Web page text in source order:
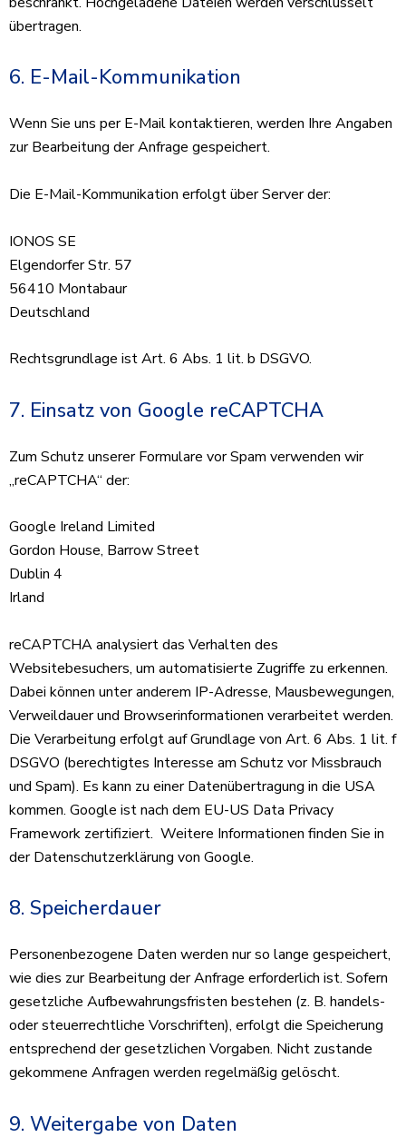
übertragen.
6. E-Mail-Kommunikation
Wenn Sie uns per E-Mail kontaktieren, werden Ihre Angaben
zur Bearbeitung der Anfrage gespeichert.
Die E-Mail-Kommunikation erfolgt über Server der:
IONOS SE
Elgendorfer Str. 57
56410 Montabaur
Deutschland
Rechtsgrundlage ist Art. 6 Abs. 1 lit. b DSGVO.
7. Einsatz von Google reCAPTCHA
Zum Schutz unserer Formulare vor Spam verwenden wir
„reCAPTCHA“ der:
Google Ireland Limited
Gordon House, Barrow Street
Dublin 4
Irland
reCAPTCHA analysiert das Verhalten des
Websitebesuchers, um automatisierte Zugriffe zu erkennen.
Dabei können unter anderem IP-Adresse, Mausbewegungen,
Verweildauer und Browserinformationen verarbeitet werden.
Die Verarbeitung erfolgt auf Grundlage von Art. 6 Abs. 1 lit. f
DSGVO (berechtigtes Interesse am Schutz vor Missbrauch
und Spam). Es kann zu einer Datenübertragung in die USA
kommen. Google ist nach dem EU-US Data Privacy
Framework zertifiziert. Weitere Informationen finden Sie in
der Datenschutzerklärung von Google.
8. Speicherdauer
Personenbezogene Daten werden nur so lange gespeichert,
wie dies zur Bearbeitung der Anfrage erforderlich ist. Sofern
gesetzliche Aufbewahrungsfristen bestehen (z. B. handels-
oder steuerrechtliche Vorschriften), erfolgt die Speicherung
entsprechend der gesetzlichen Vorgaben. Nicht zustande
gekommene Anfragen werden regelmäßig gelöscht.
9. Weitergabe von Daten